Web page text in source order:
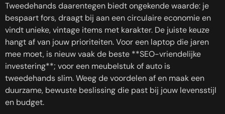
Tweedehands daarentegen biedt ongekende waarde: je
bespaart fors, draagt bij aan een circulaire economie en
vindt unieke, vintage items met karakter. De juiste keuze
hangt af van jouw prioriteiten. Voor een laptop die jaren
mee moet, is nieuw vaak de beste **SEO-vriendelijke
investering**; voor een meubelstuk of auto is
tweedehands slim. Weeg de voordelen af en maak een
duurzame, bewuste beslissing die past bij jouw levensstijl
en budget.